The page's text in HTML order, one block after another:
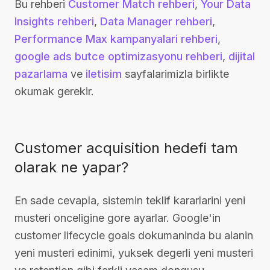
Bu rehberi Customer Match rehberi, Your Data
Insights rehberi, Data Manager rehberi,
Performance Max kampanyalari rehberi,
google ads butce optimizasyonu rehberi, dijital
pazarlama ve iletisim sayfalarimizla birlikte
okumak gerekir.
Customer acquisition hedefi tam
olarak ne yapar?
En sade cevapla, sistemin teklif kararlarini yeni
musteri onceligine gore ayarlar. Google'in
customer lifecycle goals dokumaninda bu alanin
yeni musteri edinimi, yuksek degerli yeni musteri